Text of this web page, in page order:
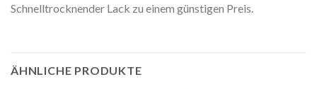
Schnelltrocknender Lack zu einem günstigen Preis.
ÄHNLICHE PRODUKTE